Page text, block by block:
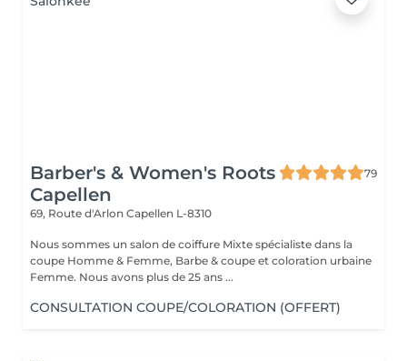
Barber's & Women's Roots
Capellen
79
69, Route d'Arlon Capellen L-8310
Nous sommes un salon de coiffure Mixte spécialiste dans la
coupe Homme & Femme, Barbe & coupe et coloration urbaine
Femme. Nous avons plus de 25 ans ...
CONSULTATION COUPE/COLORATION (OFFERT)